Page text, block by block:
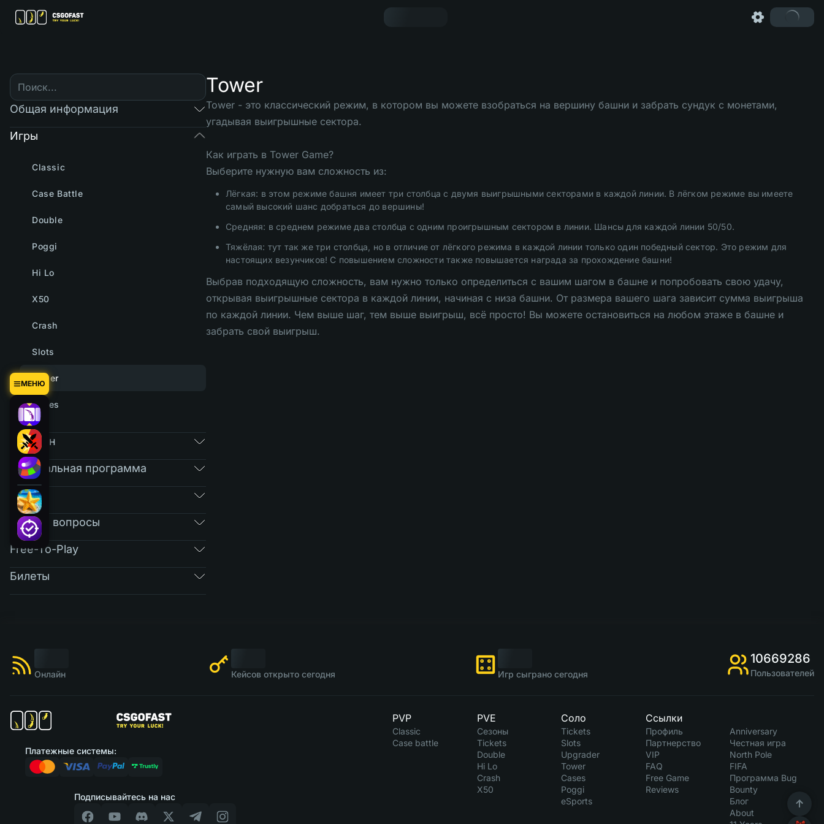
МЕНЮ
Общая информация
Игры
Classic
Case Battle
Double
Poggi
Hi Lo
X50
Crash
Slots
Tower
Cases
Магазин
Реферальная программа
RAIN
Частые вопросы
Free-To-Play
Билеты
Tower
Tower - это классический режим, в котором вы можете взобраться на вершину башни и забрать сундук с монетами,
угадывая выигрышные сектора.
Как играть в Tower Game?
Выберите нужную вам сложность из:
Лёгкая: в этом режиме башня имеет три столбца с двумя выигрышными секторами в каждой линии. В лёгком режиме вы имеете
самый высокий шанс добраться до вершины!
Средняя: в среднем режиме два столбца с одним проигрышным сектором в линии. Шансы для каждой линии 50/50.
Тяжёлая: тут так же три столбца, но в отличие от лёгкого режима в каждой линии только один победный сектор. Это режим для
настоящих везунчиков! С повышением сложности также повышается награда за прохождение башни!
Выбрав подходящую сложность, вам нужно только определиться с вашим шагом в башне и попробовать свою удачу,
открывая выигрышные сектора в каждой линии, начиная с низа башни. От размера вашего шага зависит сумма выигрыша
по каждой линии. Чем выше шаг, тем выше выигрыш, всё просто! Вы можете остановиться на любом этаже в башне и
забрать свой выигрыш.
Онлайн Кейсов открыто сегодня Игр сыграно сегодня
10669286
Пользователей
Подписывайтесь на нас
Платежные системы:
PVP
Classic
Case battle
PVE
Сезоны
Tickets
Double
Hi Lo
Crash
X50
Соло
Tickets
Slots
Upgrader
Tower
Cases
Poggi
eSports
Ссылки
Профиль
Партнерство
VIP
FAQ
Free Game
Reviews
Anniversary
Честная игра
North Pole
FIFA
Программа Bug
Bounty
Блог
About